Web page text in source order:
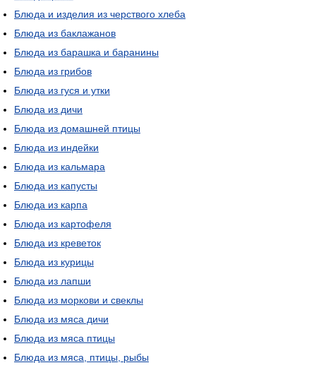
Блюда и изделия из черствого хлеба
Блюда из баклажанов
Блюда из барашка и баранины
Блюда из грибов
Блюда из гуся и утки
Блюда из дичи
Блюда из домашней птицы
Блюда из индейки
Блюда из кальмара
Блюда из капусты
Блюда из карпа
Блюда из картофеля
Блюда из креветок
Блюда из курицы
Блюда из лапши
Блюда из моркови и свеклы
Блюда из мяса дичи
Блюда из мяса птицы
Блюда из мяса, птицы, рыбы